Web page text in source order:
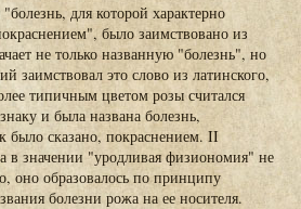
для которой характерно
было заимствовано из
не только названную "болезнь", но
заимствовал это слово из латинского,
типичным цветом розы считался
и была названа болезнь,
было сказано, покраснением. II
в значении "уродливая физиономия" не
оно образовалось по принципу
болезни рожа на ее носителя.